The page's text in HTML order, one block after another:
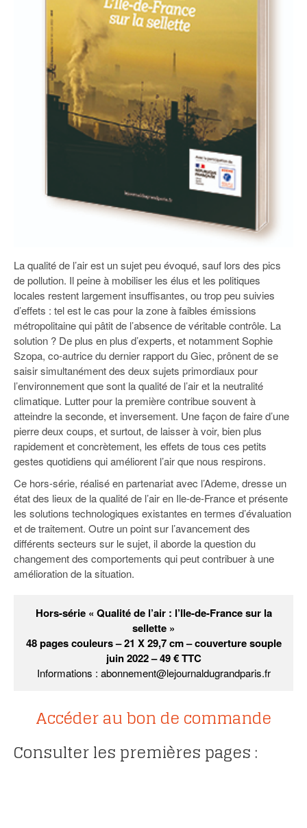
94
95
La qualité de l’air est un sujet peu évoqué, sauf lors des pics
de pollution. Il peine à mobiliser les élus et les politiques
locales restent largement insuffisantes, ou trop peu suivies
d’effets : tel est le cas pour la zone à faibles émissions
métropolitaine qui pâtit de l’absence de véritable contrôle. La
solution ? De plus en plus d’experts, et notamment Sophie
Szopa, co-autrice du dernier rapport du Giec, prônent de se
saisir simultanément des deux sujets primordiaux pour
l’environnement que sont la qualité de l’air et la neutralité
climatique. Lutter pour la première contribue souvent à
atteindre la seconde, et inversement. Une façon de faire d’une
pierre deux coups, et surtout, de laisser à voir, bien plus
rapidement et concrètement, les effets de tous ces petits
gestes quotidiens qui améliorent l’air que nous respirons.
Ce hors-série, réalisé en partenariat avec l’Ademe, dresse un
état des lieux de la qualité de l’air en Ile-de-France et présente
les solutions technologiques existantes en termes d’évaluation
et de traitement. Outre un point sur l’avancement des
différents secteurs sur le sujet, il aborde la question du
changement des comportements qui peut contribuer à une
amélioration de la situation.
Hors-série « Qualité de l’air : l’Ile-de-France sur la
sellette »
48 pages couleurs – 21 X 29,7 cm – couverture souple
juin 2022 – 49 € TTC
Informations : abonnement@lejournaldugrandparis.fr
Accéder au bon de commande
Consulter les premières pages :